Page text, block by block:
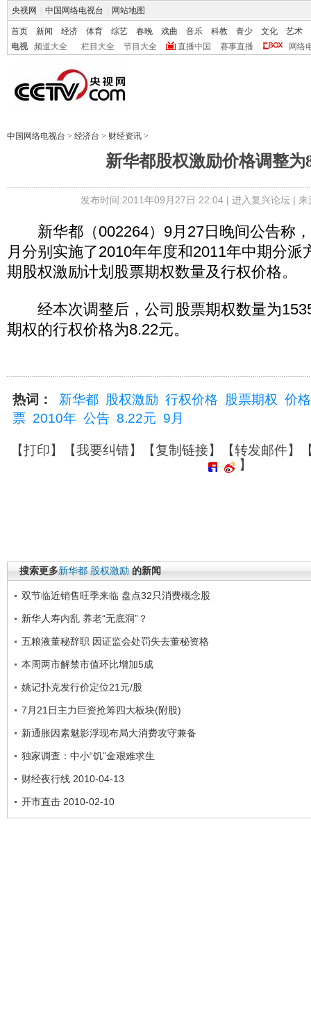
央视网 中国网络电视台 网站地图
首页 新闻 经济 体育 综艺 春晚 戏曲 音乐 科教 青少 文化
艺术
电视
频道大全 栏目大全 节目大全 直播中国 赛事直播 网络
中国网络电视台 > 经济台 > 财经资讯 >
新华都股权激励价格调整为
发布时间:2011年09月27日 22:04 | 进入复兴论坛| 来
新华都（002264）9月27日晚间公告称，
月分别实施了2010年年度和2011年中期分派
期股权激励计划股票期权数量及行权价格。
经本次调整后，公司股票期权数量为
期权的行权价格为8.22元。
热词： 新华都 股权激励 行权价格 股票期权 价
票 2010年 公告 8.22元 9月
【打印】【我要纠错】【复制链接】【转发邮件】
】
搜索更多新华都 股权激励 的新闻
双节临近销售旺季来临 盘点32只消费概念股
新华人寿内乱 养老“无底洞”？
五粮液董秘辞职 因证监会处罚失去董秘资格
本周两市解禁市值环比增加5成
姚记扑克发行价定位21元/股
7月21日主力巨资抢筹四大板块(附股)
新通胀因素魅影浮现布局大消费攻守兼备
独家调查：中小“饥”金艰难求生
财经夜行线 2010-04-13
开市直击 2010-02-10